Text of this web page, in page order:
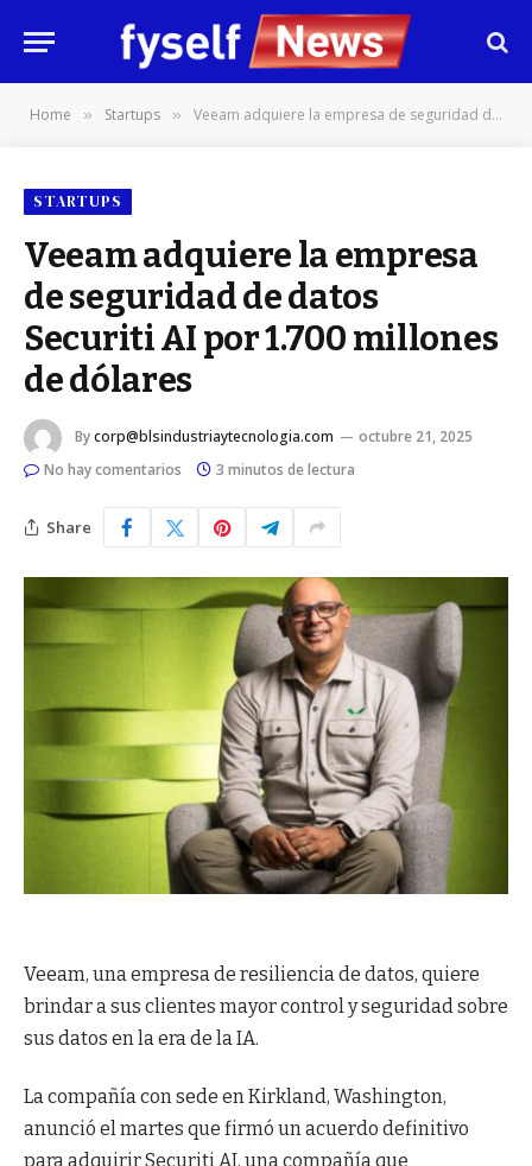
Home » Startups » Veeam adquiere la empresa de seguridad de datos Securiti AI por 1.700 millones de dólares
STARTUPS
Veeam adquiere la empresa
de seguridad de datos
Securiti AI por 1.700 millones
de dólares
Bycorp@blsindustriaytecnologia.com
octubre 21, 2025
No hay comentarios
3 minutos de lectura
Share
Veeam, una empresa de resiliencia de datos, quiere
brindar a sus clientes mayor control y seguridad sobre
sus datos en la era de la IA.
La compañía con sede en Kirkland, Washington,
anunció el martes que firmó un acuerdo definitivo
para adquirir Securiti AI, una compañía que